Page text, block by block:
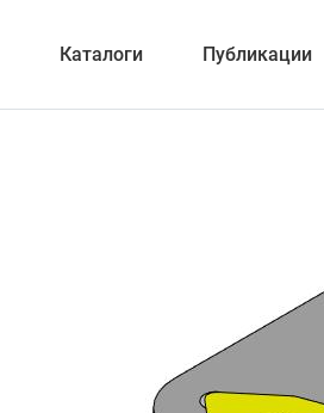
Каталоги Публикации